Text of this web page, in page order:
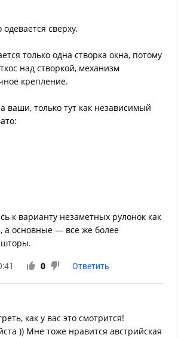
сверху.
только одна створка окна, потому
над створкой, механизм
крепление.
ваши, только тут как независимый
к варианту незаметных рулонок как
а основные — все же более
0 Ответить
как у вас это смотрится!
)) Мне тоже нравится австрийская